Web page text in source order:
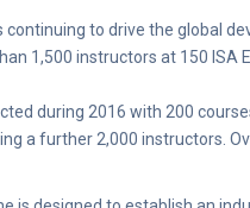
to drive the global
1,500 instructors at 150 ISA
during 2016 with 200
a further 2,000 instructors.